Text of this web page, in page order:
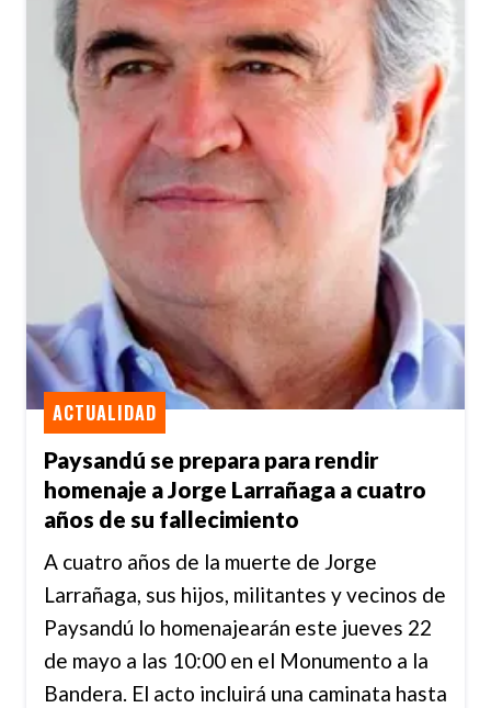
Paysandú se prepara para rendir
homenaje a Jorge Larrañaga a cuatro
años de su fallecimiento
ACTUALIDAD
A cuatro años de la muerte de Jorge
Larrañaga, sus hijos, militantes y vecinos de
Paysandú lo homenajearán este jueves 22
de mayo a las 10:00 en el Monumento a la
Bandera. El acto incluirá una caminata hasta